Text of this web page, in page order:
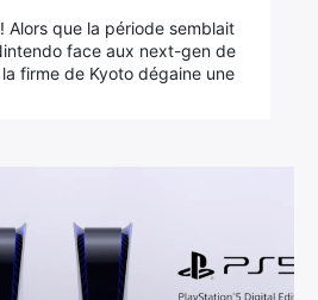
Alors que la période semblait
face aux next-gen de
firme de Kyoto dégaine une